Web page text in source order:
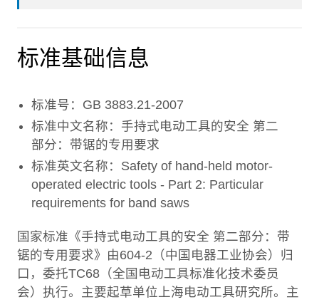
标准基础信息
标准号：GB 3883.21-2007
标准中文名称：手持式电动工具的安全 第二
部分：带锯的专用要求
标准英文名称：Safety of hand-held motor-
operated electric tools - Part 2: Particular
requirements for band saws
国家标准《手持式电动工具的安全 第二部分：带
锯的专用要求》由604-2（中国电器工业协会）归
口，委托TC68（全国电动工具标准化技术委员
会）执行。主要起草单位上海电动工具研究所。主